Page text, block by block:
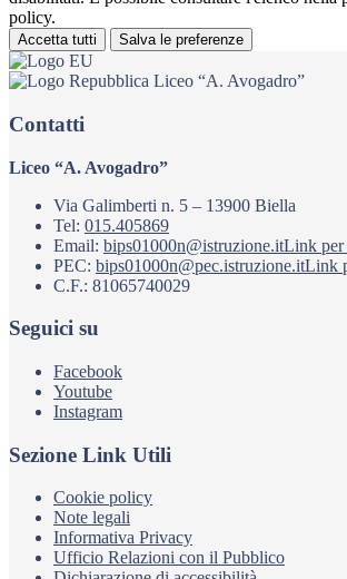
policy.
Accetta tutti Salva le preferenze
Liceo “A. Avogadro”
Contatti
Liceo “A. Avogadro”
Via Galimberti n. 5 – 13900 Biella
Tel: 015.405869
Email: bips01000n@istruzione.itLink per
PEC: bips01000n@pec.istruzione.itLink
C.F.: 81065740029
Seguici su
Facebook
Youtube
Instagram
Sezione Link Utili
Cookie policy
Note legali
Informativa Privacy
Ufficio Relazioni con il Pubblico